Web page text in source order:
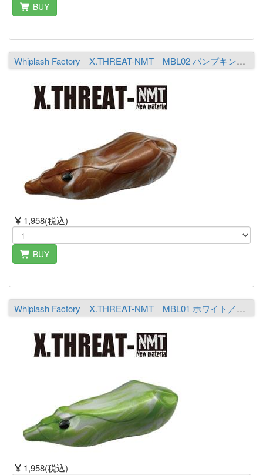
BUY
Whiplash Factory X.THREAT-NMT MBL02 パンプキン／ホワイト
1,958(税込)
BUY
Whiplash Factory X.THREAT-NMT MBL01 ホワイト／ライムシャルト
1,958(税込)